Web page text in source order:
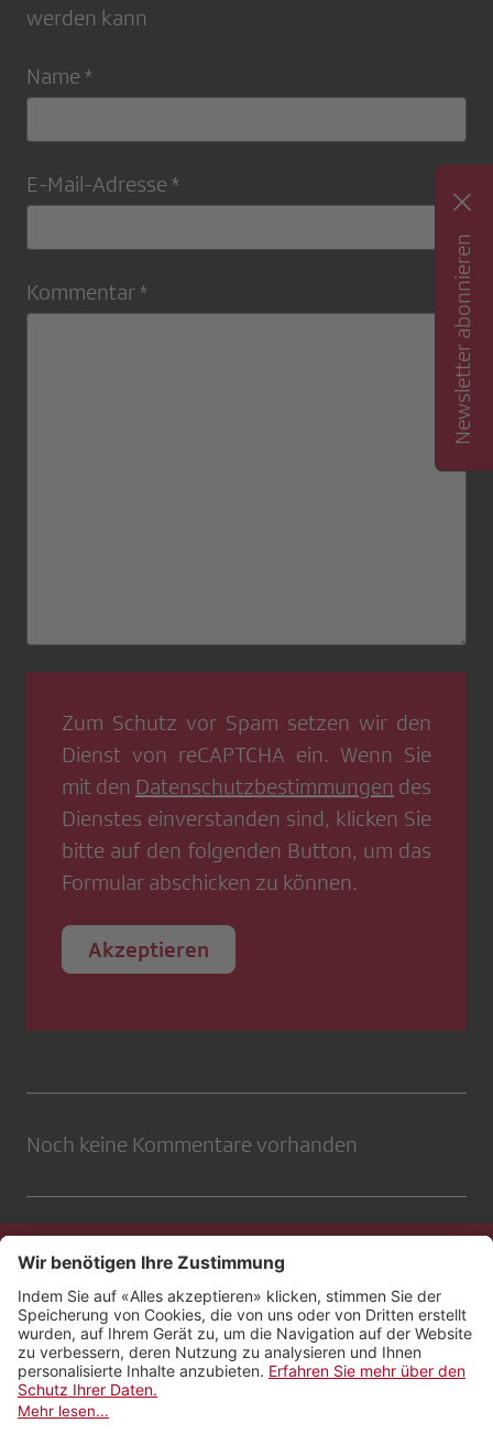
werden kann
Name *
E-Mail-Adresse *
Kommentar *
Zum Schutz vor Spam setzen wir den
Dienst von reCAPTCHA ein. Wenn Sie
mit den Datenschutzbestimmungen des
Dienstes einverstanden sind, klicken Sie
bitte auf den folgenden Button, um das
Formular abschicken zu können.
Akzeptieren
Noch keine Kommentare vorhanden
Newsletter abonnieren
Kontakt
Impressum
Rechtliches
Netiquette